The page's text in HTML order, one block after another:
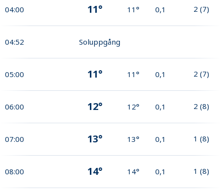
04:00 11° 11° 0,1 2 (7)
04:52 Soluppgång
05:00 11° 11° 0,1 2 (7)
06:00 12° 12° 0,1 2 (8)
07:00 13° 13° 0,1 1 (8)
08:00 14° 14° 0,1 1 (8)